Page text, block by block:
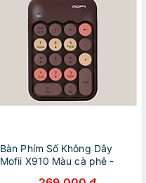
Bàn Phím Số Không Dây
Mofii X910 Màu cà phê -